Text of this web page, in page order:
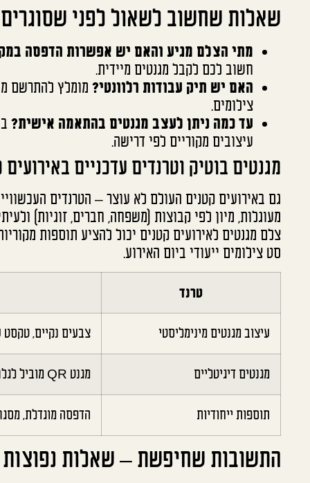
שאלות שחשוב לשאול לפני
מתי הצלם מגיע והאם יש אפשרות הדפסה
חשוב לכם לקבל מגנטים מיידית.
האם יש תיק עבודות רלוונטי? מומלץ להתרשם
צילומים.
עד כמה ניתן לעצב מגנטים בהתאמה אישית?
עיצובים מקוריים לפי דרישה.
מגנטים בוטיק וטרנדים עדכניים
גם באירועים קטנים העולם לא עוצר – הטרנדים
מעוגלות, מיון לפי קבוצות (משפחה, חברים, זוגיות)
צלם מגנטים לאירועים קטנים יכול להציע תוספות
סט צילומים ייעודי ביום האירוע.
טרנד
עיצוב מגנטים מינימליסטי צבעים נקיים,
מגנטים דיגיטליים מגנט QR מוביל לגלריה דיגיטלית לאורחים
תוספות ייחודיות הדפסה מוגדלת,
התשובות שחיפשת – שאלות נפוצות